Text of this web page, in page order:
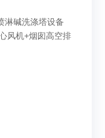
淋碱洗涤塔设备
风机+烟囱高空排